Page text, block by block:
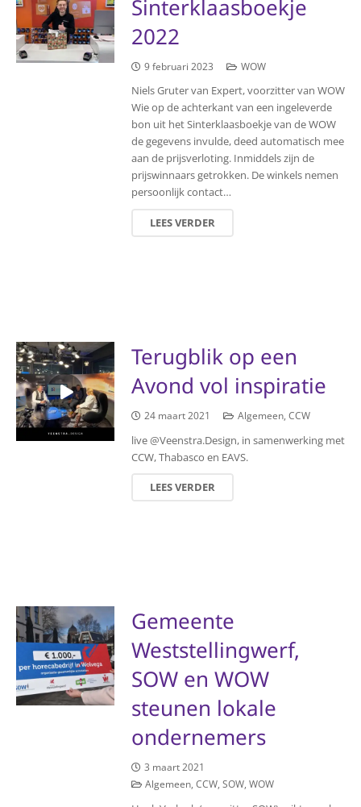
Sinterklaasboekje
2022
9 februari 2023 WOW
Niels Gruter van Expert, voorzitter van WOW
Wie op de achterkant van een ingeleverde
bon uit het Sinterklaasboekje van de WOW
de gegevens invulde, deed automatisch mee
aan de prijsverloting. Inmiddels zijn de
prijswinnaars getrokken. De winkels nemen
persoonlijk contact…
LEES VERDER
Terugblik op een
Avond vol inspiratie
24 maart 2021 Algemeen, CCW
live @Veenstra.Design, in samenwerking met
CCW, Thabasco en EAVS.
LEES VERDER
Gemeente
Weststellingwerf,
SOW en WOW
steunen lokale
ondernemers
3 maart 2021
Algemeen,CCW,SOW,WOW